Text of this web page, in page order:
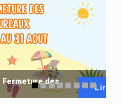
Fermeture des
Lire